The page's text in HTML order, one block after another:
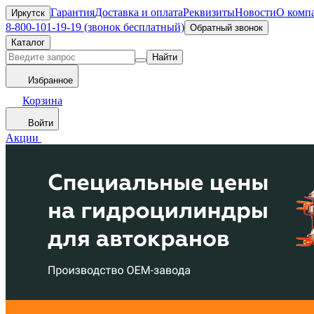
Иркутск ГарантияДоставка и оплатаРеквизитыНовостиО
8-800-101-19-19 (звонок бесплатный) Обратный звонок
Каталог
Найти
Избранное
Корзина
Войти
Акции